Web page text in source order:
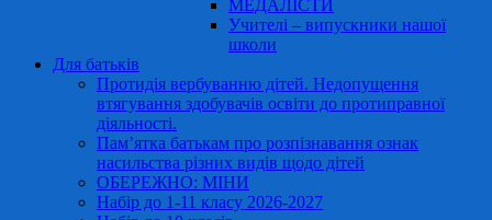
МЕДАЛІСТИ
Учителі – випускники нашої
школи
Для батьків
Протидія вербуванню дітей. Недопущення
втягування здобувачів освіти до протиправної
діяльності.
Пам’ятка батькам про розпізнавання ознак
насильства різних видів щодо дітей
ОБЕРЕЖНО: МІНИ
Набір до 1-11 класу 2026-2027